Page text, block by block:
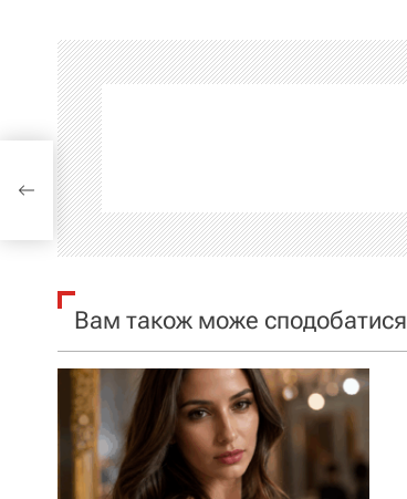
і
г
а
ц
і
я
а
п
и
Вам також може сподобатися